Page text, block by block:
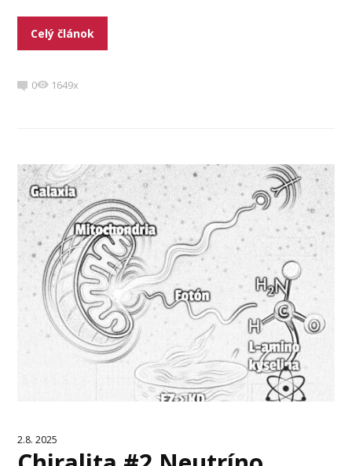
Celý článok
0 1649x
2.8. 2025